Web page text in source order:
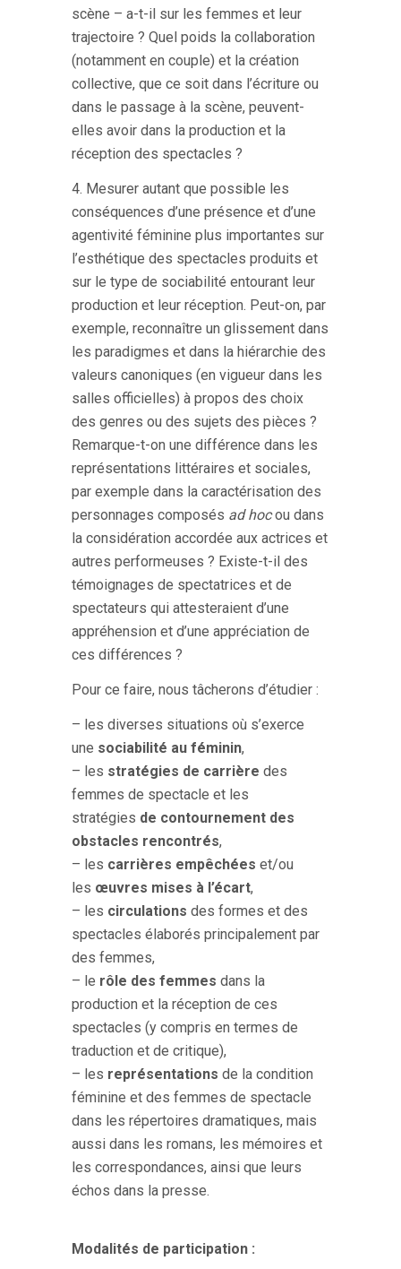
scène – a-t-il sur les femmes et leur
trajectoire ? Quel poids la collaboration
(notamment en couple) et la création
collective, que ce soit dans l’écriture ou
dans le passage à la scène, peuvent-
elles avoir dans la production et la
réception des spectacles ?
4. Mesurer autant que possible les
conséquences d’une présence et d’une
agentivité féminine plus importantes sur
l’esthétique des spectacles produits et
sur le type de sociabilité entourant leur
production et leur réception. Peut-on, par
exemple, reconnaître un glissement dans
les paradigmes et dans la hiérarchie des
valeurs canoniques (en vigueur dans les
salles officielles) à propos des choix
des genres ou des sujets des pièces ?
Remarque-t-on une différence dans les
représentations littéraires et sociales,
par exemple dans la caractérisation des
personnages composés ad hocou dans
la considération accordée aux actrices et
autres performeuses ? Existe-t-il des
témoignages de spectatrices et de
spectateurs qui attesteraient d’une
appréhension et d’une appréciation de
ces différences ?
Pour ce faire, nous tâcherons d’étudier :
– les diverses situations où s’exerce
une sociabilité au féminin,
– les stratégies de carrière des
femmes de spectacle et les
stratégies de contournement des
obstacles rencontrés,
– les carrières empêchées et/ou
les œuvres mises à l’écart,
– les circulations des formes et des
spectacles élaborés principalement par
des femmes,
– le rôle des femmes dans la
production et la réception de ces
spectacles (y compris en termes de
traduction et de critique),
– les représentations de la condition
féminine et des femmes de spectacle
dans les répertoires dramatiques, mais
aussi dans les romans, les mémoires et
les correspondances, ainsi que leurs
échos dans la presse.
Modalités de participation :